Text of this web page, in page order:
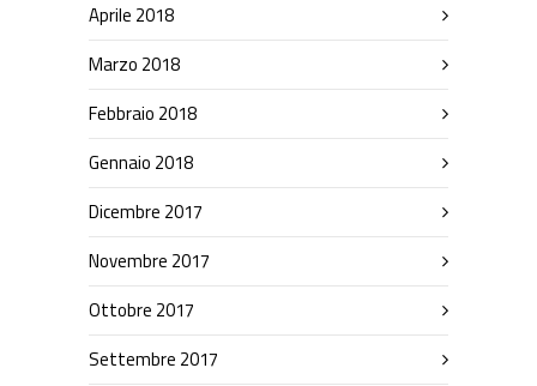
Aprile 2018
Marzo 2018
Febbraio 2018
Gennaio 2018
Dicembre 2017
Novembre 2017
Ottobre 2017
Settembre 2017